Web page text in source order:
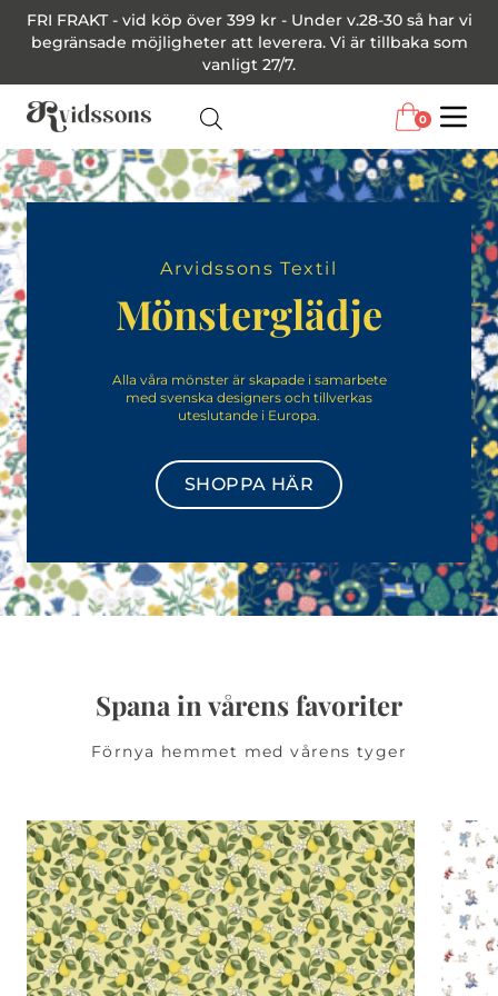
FRI FRAKT - vid köp över 399 kr - Under v.28-30 så har vi
begränsade möjligheter att leverera. Vi är tillbaka som
vanligt 27/7.
0
Arvidssons Textil
Mönsterglädje
Alla våra mönster är skapade i samarbete
med svenska designers och tillverkas
uteslutande i Europa.
SHOPPA HÄR
Spana in vårens favoriter
Förnya hemmet med vårens tyger